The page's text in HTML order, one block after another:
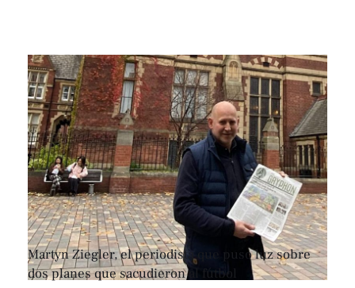
Martyn Ziegler, el periodista que puso luz sobre
dos planes que sacudieron al fútbol